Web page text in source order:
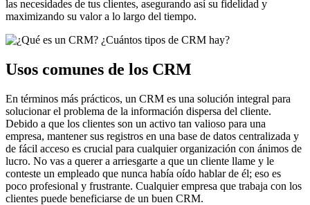
las necesidades de tus clientes, asegurando así su fidelidad y
maximizando su valor a lo largo del tiempo.
Usos comunes de los CRM
En términos más prácticos, un CRM es una solución integral para
solucionar el problema de la información dispersa del cliente.
Debido a que los clientes son un activo tan valioso para una
empresa, mantener sus registros en una base de datos centralizada y
de fácil acceso es crucial para cualquier organización con ánimos de
lucro. No vas a querer a arriesgarte a que un cliente llame y le
conteste un empleado que nunca había oído hablar de él; eso es
poco profesional y frustrante. Cualquier empresa que trabaja con los
clientes puede beneficiarse de un buen CRM.